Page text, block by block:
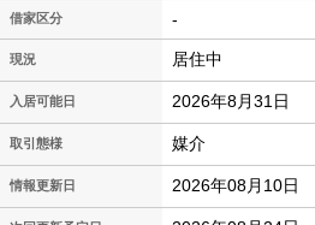
借家区分 -
現況 居住中
入居可能日 2026年8月31日
取引態様 媒介
情報更新日 2026年08月10日